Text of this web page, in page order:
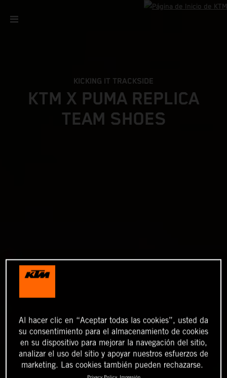
KICKING IT TRACKSIDE
KTM X PUMA REPLICA
TEAM SHOES
Al hacer clic en “Aceptar todas las cookies”, usted da
su consentimiento para el almacenamiento de cookies
en su dispositivo para mejorar la navegación del sitio,
analizar el uso del sitio y apoyar nuestros esfuerzos de
marketing. Las cookies también pueden rechazarse.
Privacy Policy Impresión